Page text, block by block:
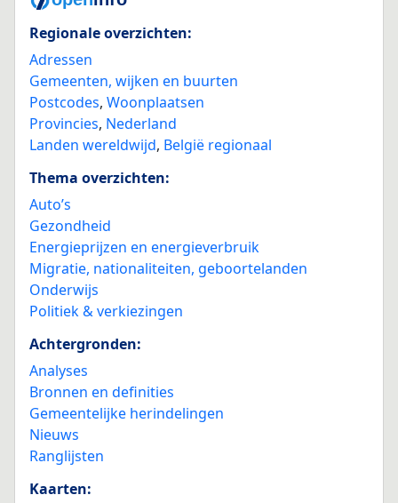
Regionale overzichten:
Adressen
Gemeenten, wijken en buurten
Postcodes, Woonplaatsen
Provincies, Nederland
Landen wereldwijd, België regionaal
Thema overzichten:
Auto’s
Gezondheid
Energieprijzen en energieverbruik
Migratie, nationaliteiten, geboortelanden
Onderwijs
Politiek & verkiezingen
Achtergronden:
Analyses
Bronnen en definities
Gemeentelijke herindelingen
Nieuws
Ranglijsten
Kaarten: